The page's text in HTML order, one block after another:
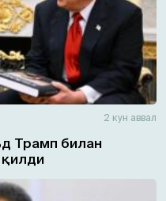
2 кун аввал
Трамп билан